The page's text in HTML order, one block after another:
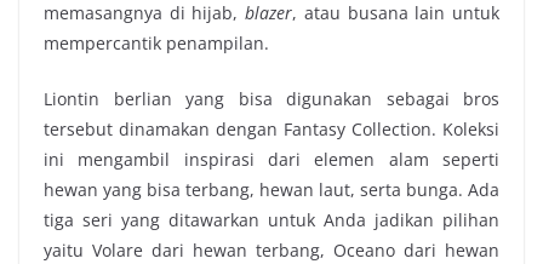
memasangnya di hijab,blazer, atau busana lain untuk
mempercantik penampilan.
Liontin berlian yang bisa digunakan sebagai bros
tersebut dinamakan dengan Fantasy Collection. Koleksi
ini mengambil inspirasi dari elemen alam seperti
hewan yang bisa terbang, hewan laut, serta bunga. Ada
tiga seri yang ditawarkan untuk Anda jadikan pilihan
yaitu Volare dari hewan terbang, Oceano dari hewan